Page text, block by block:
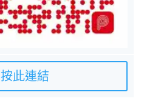
按此連結